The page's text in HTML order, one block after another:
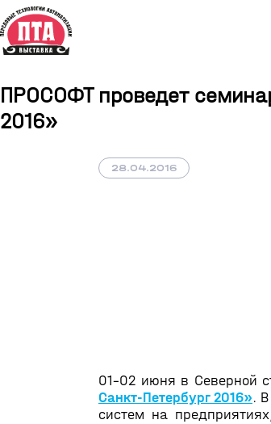
ПРОСОФТ проведет
2016»
28.04.2016
01–02 июня в Северной
Санкт-Петербург 2016».
систем на